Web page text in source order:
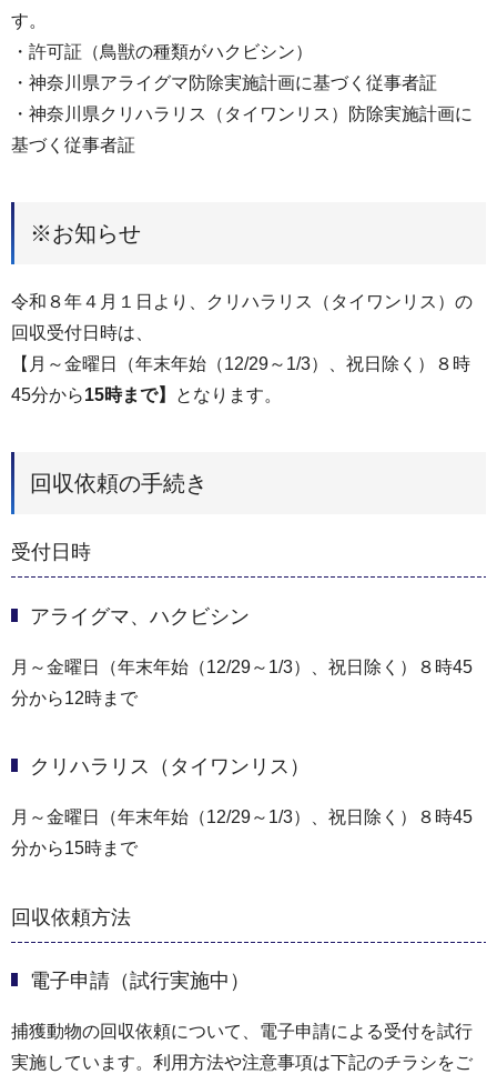
す。
・許可証（鳥獣の種類がハクビシン）
・神奈川県アライグマ防除実施計画に基づく従事者証
・神奈川県クリハラリス（タイワンリス）防除実施計画に
基づく従事者証
※お知らせ
令和８年４月１日より、クリハラリス（タイワンリス）の
回収受付日時は、
【月～金曜日（年末年始（12/29～1/3）、祝日除く）８時
45分から15時まで】 となります。
回収依頼の手続き
受付日時
アライグマ、ハクビシン
月～金曜日（年末年始（12/29～1/3）、祝日除く）８時45
分から12時まで
クリハラリス（タイワンリス）
月～金曜日（年末年始（12/29～1/3）、祝日除く）８時45
分から15時まで
回収依頼方法
電子申請（試行実施中）
捕獲動物の回収依頼について、電子申請による受付を試行
実施しています。利用方法や注意事項は下記のチラシをご